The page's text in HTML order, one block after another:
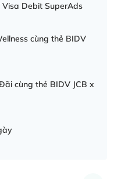
Debit SuperAds
cùng thẻ BIDV
cùng thẻ BIDV JCB x